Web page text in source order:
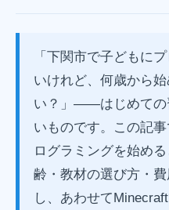
「下関市で子どもに
いけれど、何歳から
い？」——はじめての
いものです。この記
ログラミングを始め
齢・教材の選び方・
し、あわせて